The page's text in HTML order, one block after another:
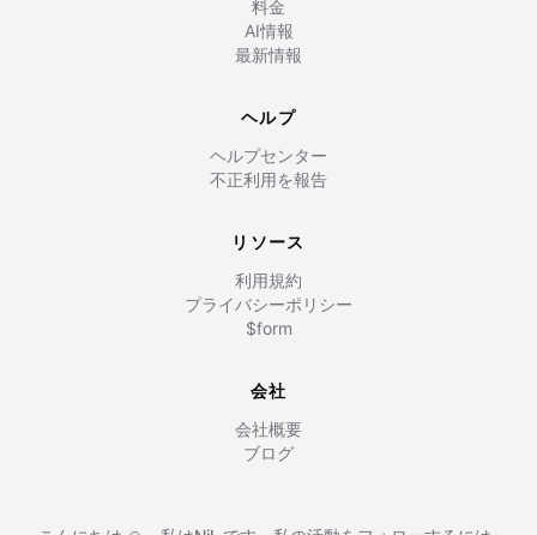
料金
AI情報
最新情報
ヘルプ
ヘルプセンター
不正利用を報告
リソース
利用規約
プライバシーポリシー
$form
会社
会社概要
ブログ